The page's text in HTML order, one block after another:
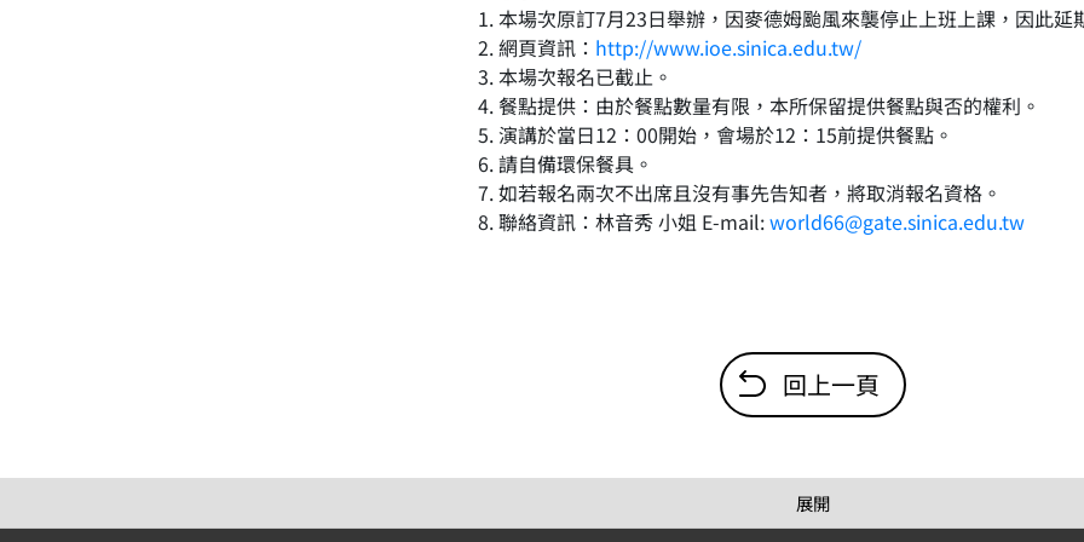
1. 本場次原訂7月23日舉辦，因麥德姆颱風來襲停止上班上課，因此延
2. 網頁資訊： http://www.ioe.sinica.edu.tw/
3. 本場次報名已截止。
4. 餐點提供：由於餐點數量有限，本所保留提供餐點與否的權利。
5. 演講於當日12：00開始，會場於12：15前提供餐點。
6. 請自備環保餐具。
7. 如若報名兩次不出席且沒有事先告知者，將取消報名資格。
8. 聯絡資訊：林音秀 小姐 E-mail:world66@gate.sinica.edu.tw
回上一頁
展開